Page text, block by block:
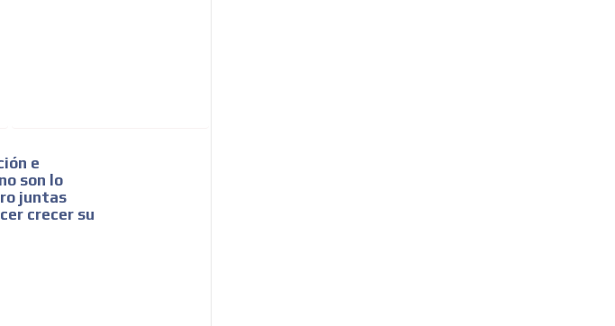
e
son lo
juntas
crecer su